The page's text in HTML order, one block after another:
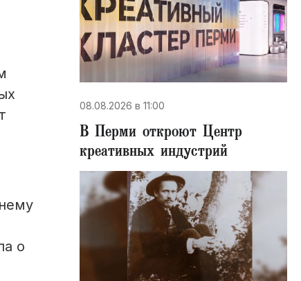
о
08.08.2026 в 11:00
В Перми откроют Центр
креативных индустрий